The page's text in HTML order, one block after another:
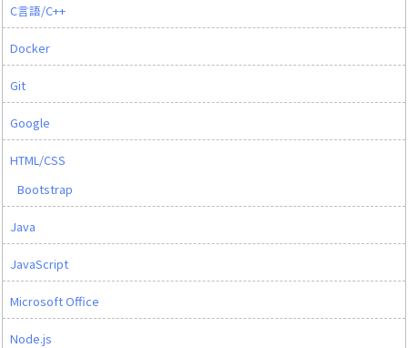
C言語/C++
Docker
Git
Google
HTML/CSS
Bootstrap
Java
JavaScript
Microsoft Office
Node.js